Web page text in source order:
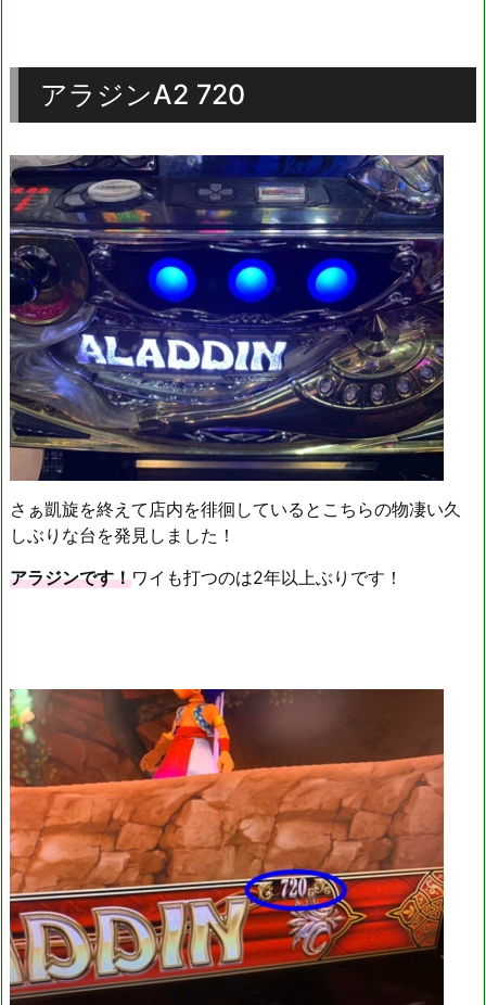
アラジンA2 720
さぁ凱旋を終えて店内を徘徊しているとこちらの物凄い久
しぶりな台を発見しました！
アラジンです！ワイも打つのは2年以上ぶりです！